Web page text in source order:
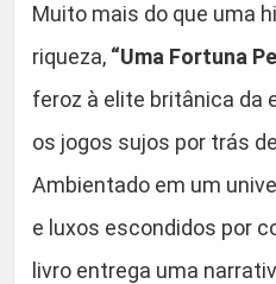
9
.
u
d
o
B
a
s
Muito mais do que uma
riqueza, “Uma Fortuna
feroz à elite britânica da
os jogos sujos por trás
Ambientado em um
e luxos escondidos por
livro entrega uma